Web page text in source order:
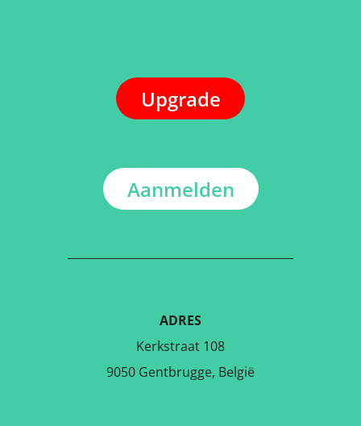
Upgrade
Aanmelden
ADRES
Kerkstraat 108
9050 Gentbrugge, België